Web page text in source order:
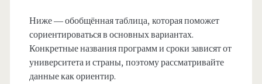
Ниже — обобщённая таблица, которая поможет
сориентироваться в основных вариантах.
Конкретные названия программ и сроки зависят от
университета и страны, поэтому рассматривайте
данные как ориентир.